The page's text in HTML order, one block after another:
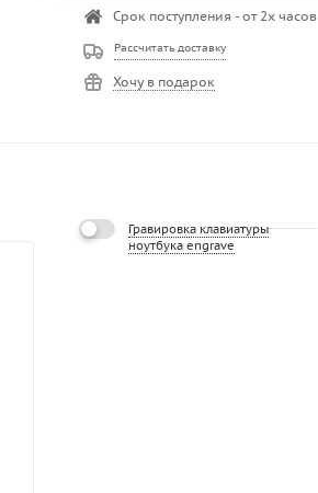
Срок поступления - от 2х часов
Рассчитать доставку
Хочу в подарок
Гравировка клавиатуры
ноутбука engrave